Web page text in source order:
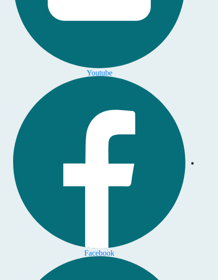
Youtube
Facebook